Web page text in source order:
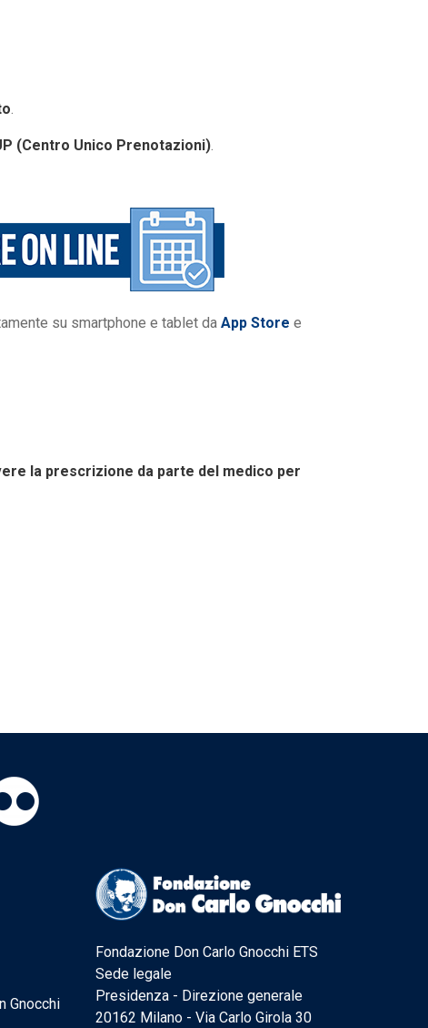
.
(Centro Unico Prenotazioni).
su smartphone e tablet da App Store e
la prescrizione da parte del medico per
Gnocchi
Fondazione Don Carlo Gnocchi ETS
Sede legale
Presidenza - Direzione generale
20162 Milano - Via Carlo Girola 30